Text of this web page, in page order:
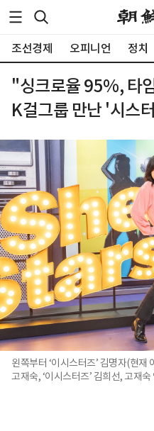
조선경제 오피니언 정치
"싱크로율 95%, 타
K걸그룹 만난 '시스
왼쪽부터 ‘이시스터즈’ 김명자(현재
고재숙, ‘이시스터즈’ 김희선, 고재